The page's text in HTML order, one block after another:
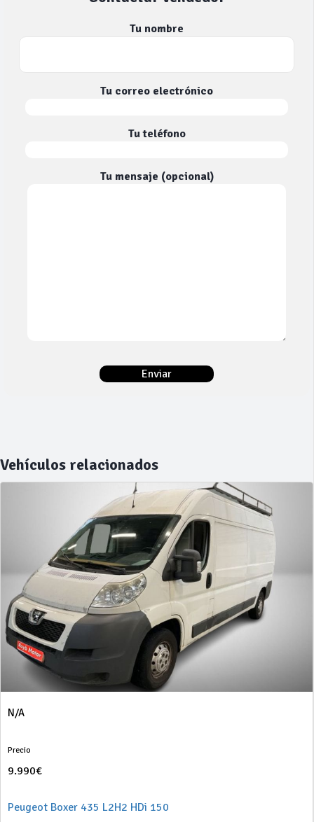
Tu nombre
Tu correo electrónico
Tu teléfono
Tu mensaje (opcional)
Vehículos relacionados
N/A
Precio
9.990€
Peugeot Boxer 435 L2H2 HDi 150